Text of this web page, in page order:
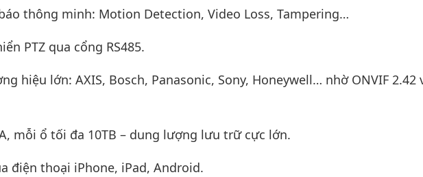
thông minh: Motion Detection, Video Loss, Tampering…
PTZ qua cổng RS485.
hiệu lớn: AXIS, Bosch, Panasonic, Sony, Honeywell… nhờ ONVIF 2.42
mỗi ổ tối đa 10TB – dung lượng lưu trữ cực lớn.
điện thoại iPhone, iPad, Android.